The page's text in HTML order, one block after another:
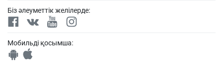
Біз әлеуметтік желілерде:
Мобильді қосымша: